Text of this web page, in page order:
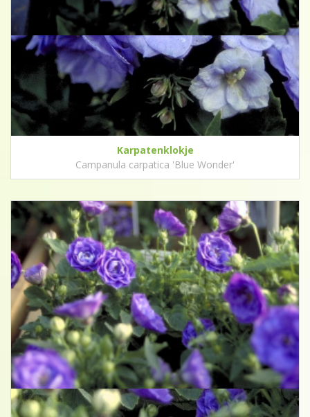
Karpatenklokje
Campanula carpatica 'Blue Wonder'